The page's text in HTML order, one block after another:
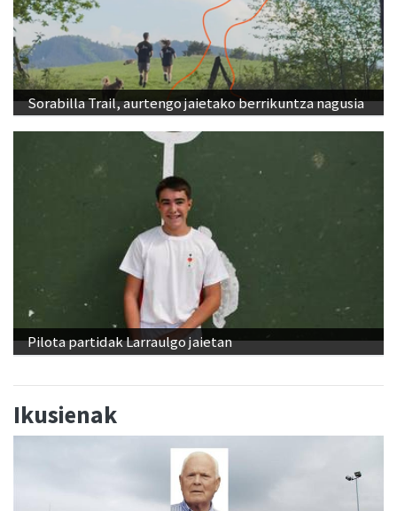
Sorabilla Trail, aurtengo jaietako berrikuntza nagusia
Pilota partidak Larraulgo jaietan